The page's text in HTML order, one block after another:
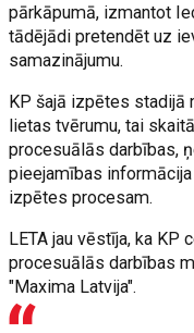
pārkāpumā, izmantot
tādējādi pretendēt uz
samazinājumu.
KP šajā izpētes stadijā
lietas tvērumu, tai
procesuālās darbības,
pieejamības
izpētes procesam.
LETA jau vēstīja, ka KP
procesuālās darbības
"Maxima Latvija".